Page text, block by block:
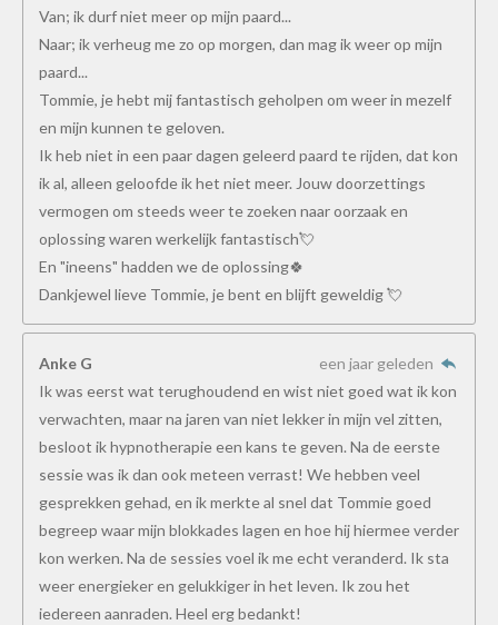
Van; ik durf niet meer op mijn paard...
Naar; ik verheug me zo op morgen, dan mag ik weer op mijn
paard...
Tommie, je hebt mij fantastisch geholpen om weer in mezelf
en mijn kunnen te geloven.
Ik heb niet in een paar dagen geleerd paard te rijden, dat kon
ik al, alleen geloofde ik het niet meer. Jouw doorzettings
vermogen om steeds weer te zoeken naar oorzaak en
oplossing waren werkelijk fantastisch💘
En "ineens" hadden we de oplossing🍀
Dankjewel lieve Tommie, je bent en blijft geweldig 💘
Anke G
een jaar geleden
Ik was eerst wat terughoudend en wist niet goed wat ik kon
verwachten, maar na jaren van niet lekker in mijn vel zitten,
besloot ik hypnotherapie een kans te geven. Na de eerste
sessie was ik dan ook meteen verrast! We hebben veel
gesprekken gehad, en ik merkte al snel dat Tommie goed
begreep waar mijn blokkades lagen en hoe hij hiermee verder
kon werken. Na de sessies voel ik me echt veranderd. Ik sta
weer energieker en gelukkiger in het leven. Ik zou het
iedereen aanraden. Heel erg bedankt!